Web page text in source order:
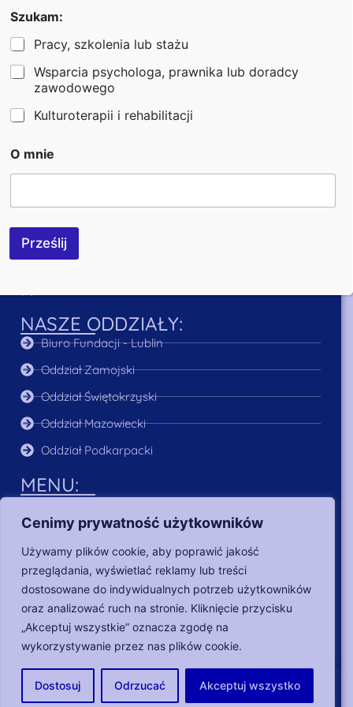
Cenimy prywatność użytkowników
Używamy plików cookie, aby poprawić jakość
przeglądania, wyświetlać reklamy lub treści
dostosowane do indywidualnych potrzeb użytkowników
oraz analizować ruch na stronie. Kliknięcie przycisku
„Akceptuj wszystkie” oznacza zgodę na
wykorzystywanie przez nas plików cookie.
Dostosuj Odrzucać Akceptuj wszystko
Bezpieczeństwo transakcji zapewnia:
+48 570 122 110
fundacja@fundacjaheros.org
ul. Z. Krasińskiego 2/30, 20-709 Lublin
Poniedziałek – Piątek: 8:00 – 16:00
NASZE ODDZIAŁY:
Biuro Fundacji - Lublin
Oddział Zamojski
Oddział Świętokrzyski
Oddział Mazowiecki
Oddział Podkarpacki
MENU:
Aktualności
Poszukujący pracy
Dla pracodawców
Nasze działania
Copyright © 2018-2024 Fundacja Heros |RODO |
Oświadczenie w sprawie dostępności
Szukam:
Pracy, szkolenia lub stażu
Wsparcia psychologa, prawnika lub doradcy
zawodowego
Kulturoterapii i rehabilitacji
O mnie
Prześlij